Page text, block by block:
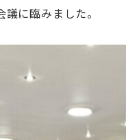
に臨みました。